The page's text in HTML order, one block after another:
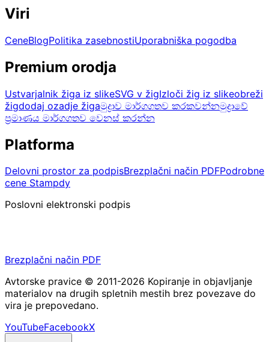
Viri
CeneBlogPolitika zasebnostiUporabniška pogodba
Premium orodja
Ustvarjalnik žiga iz slikeSVG v žigIzloči žig iz slikeobreži
žigdodaj ozadje žigaමුද්‍රාව මාර්ගගතව කරකවන්නමුද්‍රාවේ
ප්‍රමාණය මාර්ගගතව වෙනස් කරන්න
Platforma
Delovni prostor za podpisBrezplačni način PDFPodrobne
cene Stampdy
Poslovni elektronski podpis
Brezplačni način PDF
Avtorske pravice © 2011-2026 Kopiranje in objavljanje
materialov na drugih spletnih mestih brez povezave do
vira je prepovedano.
YouTubeFacebookX